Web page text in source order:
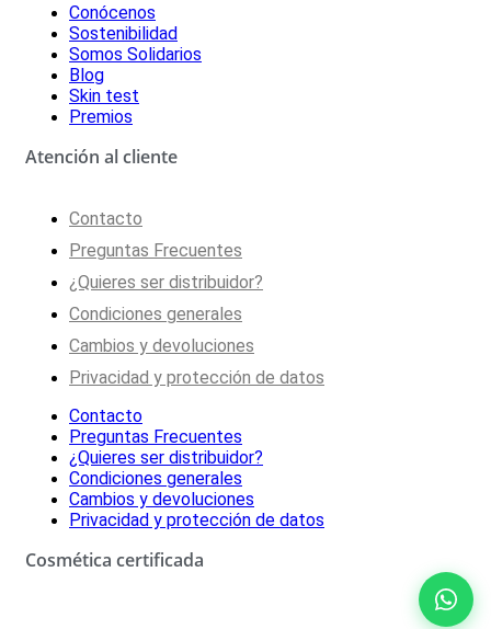
Conócenos
Sostenibilidad
Somos Solidarios
Blog
Skin test
Premios
Atención al cliente
Contacto
Preguntas Frecuentes
¿Quieres ser distribuidor?
Condiciones generales
Cambios y devoluciones
Privacidad y protección de datos
Contacto
Preguntas Frecuentes
¿Quieres ser distribuidor?
Condiciones generales
Cambios y devoluciones
Privacidad y protección de datos
Cosmética certificada